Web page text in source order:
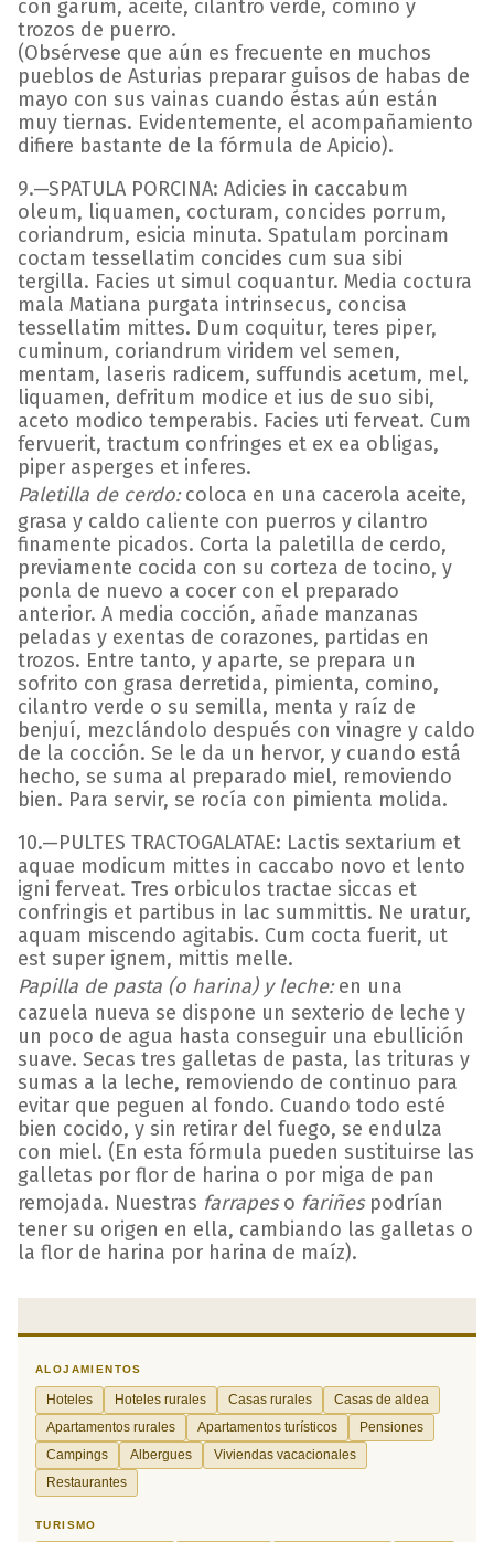
con garum, aceite, cilantro verde, comino y
trozos de puerro.
(Obsérvese que aún es frecuente en muchos
pueblos de Asturias preparar guisos de habas de
mayo con sus vainas cuando éstas aún están
muy tiernas. Evidentemente, el acompañamiento
difiere bastante de la fórmula de Apicio).
9.—SPATULA PORCINA: Adicies in caccabum
oleum, liquamen, cocturam, concides porrum,
coriandrum, esicia minuta. Spatulam porcinam
coctam tessellatim concides cum sua sibi
tergilla. Facies ut simul coquantur. Media coctura
mala Matiana purgata intrinsecus, concisa
tessellatim mittes. Dum coquitur, teres piper,
cuminum, coriandrum viridem vel semen,
mentam, laseris radicem, suffundis acetum, mel,
liquamen, defritum modice et ius de suo sibi,
aceto modico temperabis. Facies uti ferveat. Cum
fervuerit, tractum confringes et ex ea obligas,
piper asperges et inferes.
Paletilla de cerdo:coloca en una cacerola aceite,
grasa y caldo caliente con puerros y cilantro
finamente picados. Corta la paletilla de cerdo,
previamente cocida con su corteza de tocino, y
ponla de nuevo a cocer con el preparado
anterior. A media cocción, añade manzanas
peladas y exentas de corazones, partidas en
trozos. Entre tanto, y aparte, se prepara un
sofrito con grasa derretida, pimienta, comino,
cilantro verde o su semilla, menta y raíz de
benjuí, mezclándolo después con vinagre y caldo
de la cocción. Se le da un hervor, y cuando está
hecho, se suma al preparado miel, removiendo
bien. Para servir, se rocía con pimienta molida.
10.—PULTES TRACTOGALATAE: Lactis sextarium et
aquae modicum mittes in caccabo novo et lento
igni ferveat. Tres orbiculos tractae siccas et
confringis et partibus in lac summittis. Ne uratur,
aquam miscendo agitabis. Cum cocta fuerit, ut
est super ignem, mittis melle.
Papilla de pasta (o harina) y leche:en una
cazuela nueva se dispone un sexterio de leche y
un poco de agua hasta conseguir una ebullición
suave. Secas tres galletas de pasta, las trituras y
sumas a la leche, removiendo de continuo para
evitar que peguen al fondo. Cuando todo esté
bien cocido, y sin retirar del fuego, se endulza
con miel. (En esta fórmula pueden sustituirse las
galletas por flor de harina o por miga de pan
remojada. Nuestras farrapeso fariñespodrían
tener su origen en ella, cambiando las galletas o
la flor de harina por harina de maíz).